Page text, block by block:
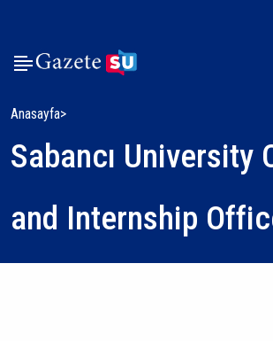
Anasayfa
Sabancı University
and Internship